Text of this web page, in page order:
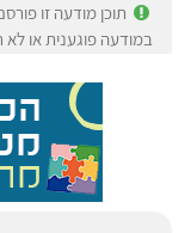
תוכן מודעה זו
במודעה פוגענית או לא